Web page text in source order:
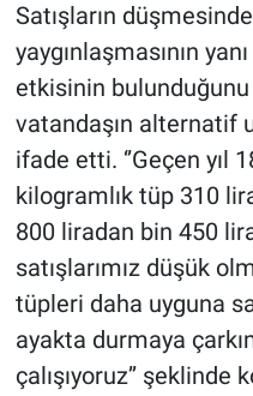
Satışların
yaygınlaşmasının
etkisinin
vatandaşın alternatif
ifade etti. ‘’Geçen yıl
kilogramlık tüp 310
800 liradan bin 450
satışlarımız düşük
tüpleri daha uyguna
ayakta durmaya
çalışıyoruz’’ şeklinde